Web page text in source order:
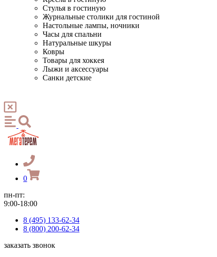
Стулья в гостиную
Журнальные столики для гостиной
Настольные лампы, ночники
Часы для спальни
Натуральные шкуры
Ковры
Товары для хоккея
Лыжи и аксессуары
Санки детские
0
пн-пт:
9:00-18:00
8 (495) 133-62-34
8 (800) 200-62-34
заказать звонок